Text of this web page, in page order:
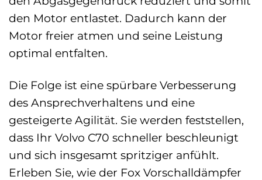
den Motor entlastet. Dadurch kann der
Motor freier atmen und seine Leistung
optimal entfalten.
Die Folge ist eine spürbare Verbesserung
des Ansprechverhaltens und eine
gesteigerte Agilität. Sie werden feststellen,
dass Ihr Volvo C70 schneller beschleunigt
und sich insgesamt spritziger anfühlt.
Erleben Sie, wie der Fox Vorschalldämpfer